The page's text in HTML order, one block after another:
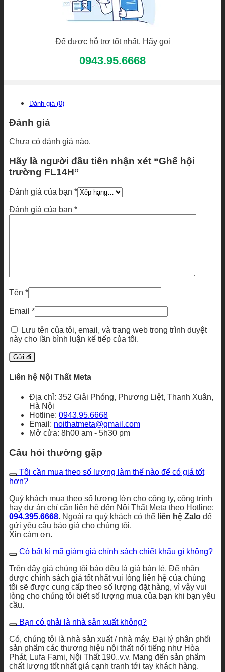
Để được hỗ trợ tốt nhất. Hãy gọi
0943.95.6668
Đánh giá (0)
Đánh giá
Chưa có đánh giá nào.
Hãy là người đầu tiên nhận xét “Ghế hội
trường FL14H”
Đánh giá của bạn *
Đánh giá của bạn *
Tên *
Email *
Lưu tên của tôi, email, và trang web trong trình duyệt
này cho lần bình luận kế tiếp của tôi.
Liên hệ Nội Thất Meta
Địa chỉ: 352 Giải Phóng, Phương Liệt, Thanh Xuân,
Hà Nội
Hotline: 0943.95.6668
Email: noithatmeta@gmail.com
Mở cửa: 8h00 am - 5h30 pm
Câu hỏi thường gặp
Tôi cần mua theo số lượng làm thế nào để có giá tốt
hơn?
Quý khách mua theo số lượng lớn cho công ty, công trình
hay dự án chỉ cần liên hệ đến Nội Thất Meta theo Hotline:
094.395.6668. Ngoài ra quý khách có thể liên hệ Zalo để
gửi yêu cầu báo giá cho chúng tôi.
Xin cảm ơn.
Có bất kì mã giảm giá chính sách chiết khấu gì không?
Trên đây giá chúng tôi báo đều là giá bán lẻ. Để nhận
được chính sách giá tốt nhất vui lòng liên hệ của chúng
tôi sẽ được cung cấp theo số lượng đặt hàng, vì vậy vui
lòng cho chúng tôi biết số lượng mua của bạn khi bạn yêu
cầu.
Bạn có phải là nhà sản xuất không?
Có, chúng tôi là nhà sản xuất / nhà máy. Đại lý phân phối
sản phẩm các thương hiệu nội thất nổi tiếng như Hòa
Phát, Lufa Fami, Nội Thất 190..v.v. Mang đến sản phẩm
chất lượng tốt nhất giá cạnh tranh tới tay khách hàng.